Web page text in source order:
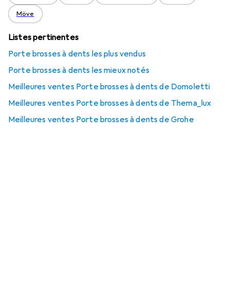
Möve
Listes pertinentes
Porte brosses à dents les plus vendus
Porte brosses à dents les mieux notés
Meilleures ventes Porte brosses à dents de Domoletti
Meilleures ventes Porte brosses à dents de Thema_lux
Meilleures ventes Porte brosses à dents de Grohe